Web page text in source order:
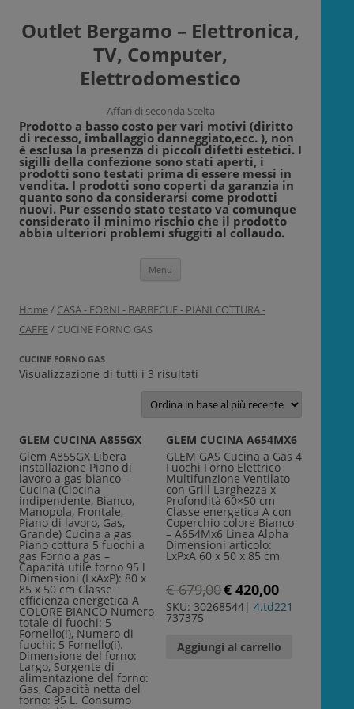
Outlet Bergamo – Elettronica,
TV, Computer,
Elettrodomestico
Affari di seconda Scelta
Prodotto a basso costo per vari motivi (diritto
di recesso, imballaggio danneggiato,ecc. ), non
è esclusa la presenza di piccoli difetti estetici. I
sigilli della confezione sono stati aperti, i
prodotti sono testati prima di essere messi in
vendita. I prodotti sono coperti da garanzia in
quanto sono da considerarsi come prodotti
nuovi. Pur essendo stato testato va comunque
considerato il minimo rischio che il prodotto
abbia ulteriori problemi sfuggiti al collaudo.
Menu
Home/ CASA - FORNI - BARBECUE - PIANI COTTURA -
CAFFE/ CUCINE FORNO GAS
CUCINE FORNO GAS
Visualizzazione di tutti i 3 risultati
GLEM CUCINA A855GX
Glem A855GX Libera
installazione Piano di
lavoro a gas bianco –
Cucina (Ciocina
indipendente, Bianco,
Manopola, Frontale,
Piano di lavoro, Gas,
Grande) Cucina a gas
Piano cottura 5 fuochi a
gas Forno a gas –
Capacità utile forno 95 l
Dimensioni (LxAxP): 80 x
85 x 50 cm Classe
efficienza energetica A
COLORE BIANCO Numero
totale di fuochi: 5
Fornello(i), Numero di
fuochi: 5 Fornello(i).
Dimensione del forno:
Largo, Sorgente di
alimentazione del forno:
Gas, Capacità netta del
forno: 95 L. Consumo
GLEM CUCINA A654MX6
GLEM GAS Cucina a Gas 4
Fuochi Forno Elettrico
Multifunzione Ventilato
con Grill Larghezza x
Profondità 60×50 cm
Classe energetica A con
Coperchio colore Bianco
– A654Mx6 Linea Alpha
Dimensioni articolo:
LxPxA 60 x 50 x 85 cm
€679,00€ 420,00
SKU: 30268544|4.td221
737375
Aggiungi al carrello